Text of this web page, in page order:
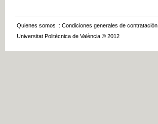
Quienes somos :: Condiciones generales de contratación
Universitat Politècnica de València © 2012